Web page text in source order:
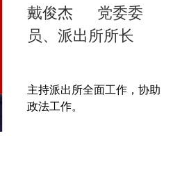
戴俊杰
党委委
员、派出所所长
主持派出所全面工作，协助
政法工作。